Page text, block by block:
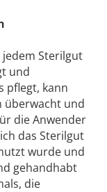
jedem Sterilgut
und
pflegt, kann
überwacht und
die Anwender
das Sterilgut
wurde und
gehandhabt
die